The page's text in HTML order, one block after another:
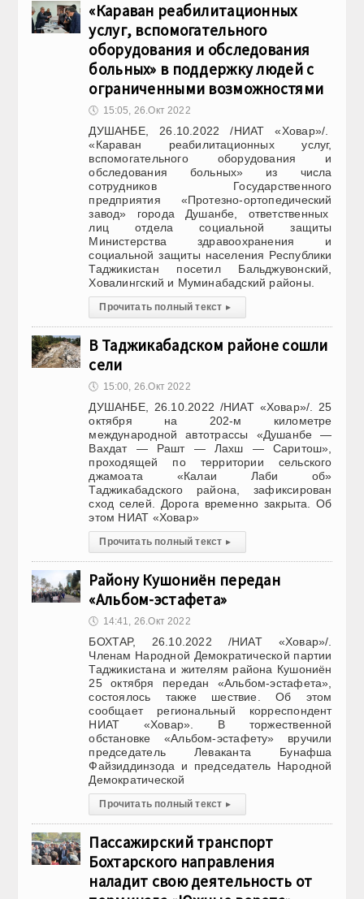
«Караван реабилитационных
услуг, вспомогательного
оборудования и обследования
больных» в поддержку людей с
ограниченными возможностями
🕔 15:05, 26.Окт 2022
ДУШАНБЕ, 26.10.2022 /НИАТ «Ховар»/.
«Караван реабилитационных услуг,
вспомогательного оборудования и
обследования больных» из числа
сотрудников Государственного
предприятия «Протезно-ортопедический
завод» города Душанбе, ответственных
лиц отдела социальной защиты
Министерства здравоохранения и
социальной защиты населения Республики
Таджикистан посетил Бальджувонский,
Ховалингский и Муминабадский районы.
Прочитать полный текст ▸
В Таджикабадском районе сошли
сели
🕔 15:00, 26.Окт 2022
ДУШАНБЕ, 26.10.2022 /НИАТ «Ховар»/. 25
октября на 202-м километре
международной автотрассы «Душанбе —
Вахдат — Рашт — Лахш — Саритош»,
проходящей по территории сельского
джамоата «Калаи Лаби об»
Таджикабадского района, зафиксирован
сход селей. Дорога временно закрыта. Об
этом НИАТ «Ховар»
Прочитать полный текст ▸
Району Кушониён передан
«Альбом-эстафета»
🕔 14:41, 26.Окт 2022
БОХТАР, 26.10.2022 /НИАТ «Ховар»/.
Членам Народной Демократической партии
Таджикистана и жителям района Кушониён
25 октября передан «Альбом-эстафета»,
состоялось также шествие. Об этом
сообщает региональный корреспондент
НИАТ «Ховар». В торжественной
обстановке «Альбом-эстафету» вручили
председатель Леваканта Бунафша
Файзиддинзода и председатель Народной
Демократической
Прочитать полный текст ▸
Пассажирский транспорт
Бохтарского направления
наладит свою деятельность от